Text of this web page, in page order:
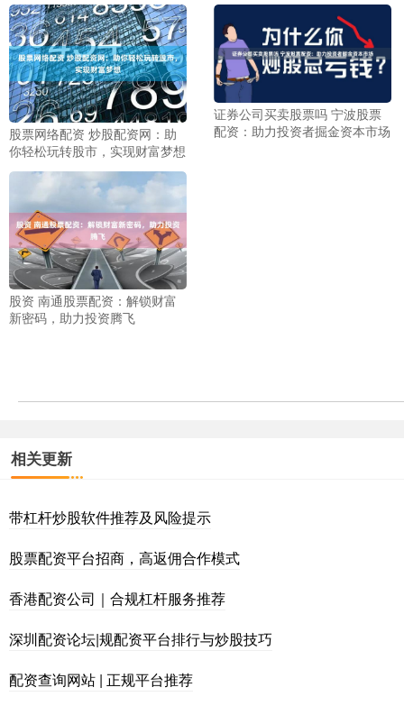
股票网络配资 炒股配资网：助
你轻松玩转股市，实现财富梦想
证券公司买卖股票吗 宁波股票
配资：助力投资者掘金资本市场
股资 南通股票配资：解锁财富
新密码，助力投资腾飞
相关更新
带杠杆炒股软件推荐及风险提示
股票配资平台招商，高返佣合作模式
香港配资公司｜合规杠杆服务推荐
深圳配资论坛|规配资平台排行与炒股技巧
配资查询网站 | 正规平台推荐